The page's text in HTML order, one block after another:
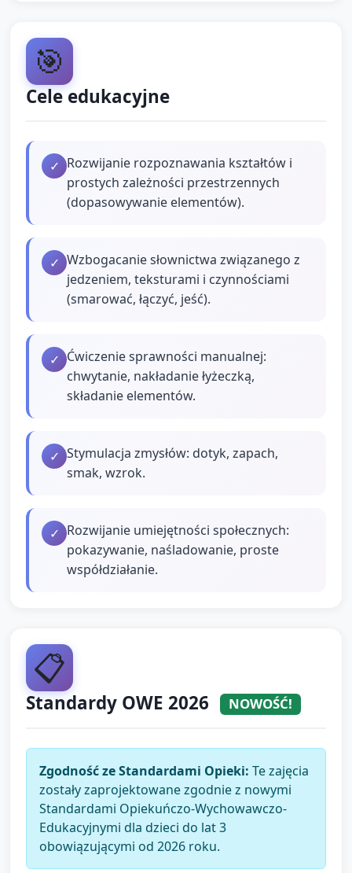
🎯
Cele edukacyjne
✓ Rozwijanie rozpoznawania kształtów i
prostych zależności przestrzennych
(dopasowywanie elementów).
✓ Wzbogacanie słownictwa związanego z
jedzeniem, teksturami i czynnościami
(smarować, łączyć, jeść).
✓ Ćwiczenie sprawności manualnej:
chwytanie, nakładanie łyżeczką,
składanie elementów.
✓ Stymulacja zmysłów: dotyk, zapach,
smak, wzrok.
✓ Rozwijanie umiejętności społecznych:
pokazywanie, naśladowanie, proste
współdziałanie.
📋
Standardy OWE 2026 NOWOŚĆ!
Zgodność ze Standardami Opieki: Te zajęcia
zostały zaprojektowane zgodnie z nowymi
Standardami Opiekuńczo-Wychowawczo-
Edukacyjnymi dla dzieci do lat 3
obowiązującymi od 2026 roku.